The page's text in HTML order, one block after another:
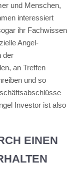
und Menschen,
interessiert
ihr Fachwissen
Angel-
der
an Treffen
und so
Investor ist also
EINEN